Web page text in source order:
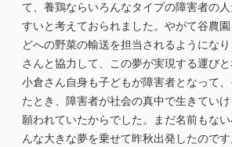
て、養鶏ならいろんなタイプの障害者の
すいと考えておられました。やがて谷農
どへの野菜の輸送を担当されるようにな
さんと協力して、この夢が実現する運びと
小倉さん自身も子どもが障害者となって
たとき、障害者が社会の真中で生きてい
願われていたからでした。まだ名前もな
んな大きな夢を乗せて昨秋出発したので